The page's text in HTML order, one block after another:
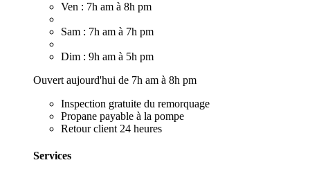
Ven : 7h am à 8h pm
Sam : 7h am à 7h pm
Dim : 9h am à 5h pm
Ouvert aujourd'hui de 7h am à 8h pm
Inspection gratuite du remorquage
Propane payable à la pompe
Retour client 24 heures
Services